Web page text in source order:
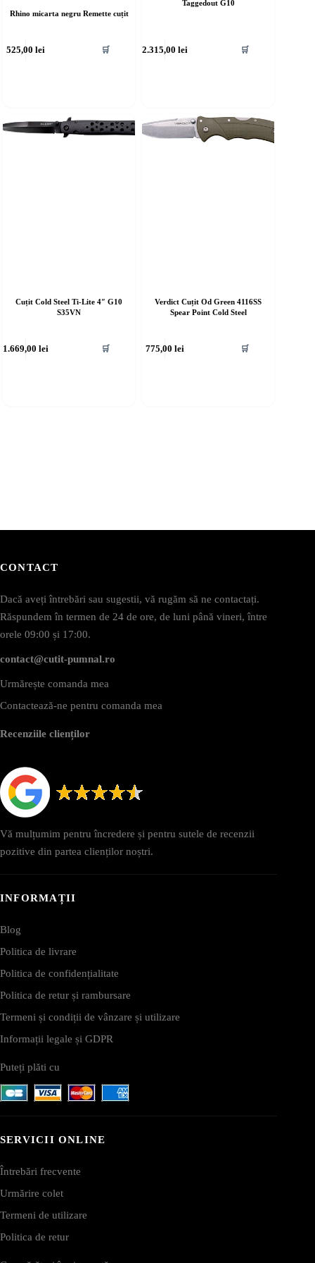
Rhino micarta negru Remette cuțit
525,00 lei 🛒
Taggedout G10
2.315,00 lei 🛒
Cuțit Cold Steel Ti-Lite 4″ G10
S35VN
1.669,00 lei 🛒
Verdict Cuțit Od Green 4116SS
Spear Point Cold Steel
775,00 lei 🛒
CONTACT
Dacă aveți întrebări sau sugestii, vă rugăm să ne contactați.
Răspundem în termen de 24 de ore, de luni până vineri, între
orele 09:00 și 17:00.
contact@cutit-pumnal.ro
Urmărește comanda mea
Contactează-ne pentru comanda mea
Recenziile clienților
Vă mulțumim pentru încredere și pentru sutele de recenzii
pozitive din partea clienților noștri.
INFORMAȚII
Blog
Politica de livrare
Politica de confidențialitate
Politica de retur și rambursare
Termeni și condiții de vânzare și utilizare
Informații legale și GDPR
Puteți plăti cu
SERVICII ONLINE
Întrebări frecvente
Urmărire colet
Termeni de utilizare
Politica de retur